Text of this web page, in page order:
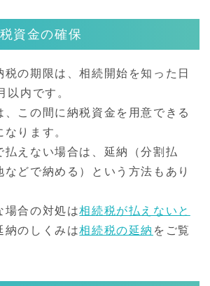
資金の確保
の期限は、相続開始を知った日
以内です。
、この間に納税資金を用意できる
ります。
払えない場合は、延納（分割払
などで納める）という方法もあり
場合の対処は相続税が払えないと
納のしくみは相続税の延納 をご覧